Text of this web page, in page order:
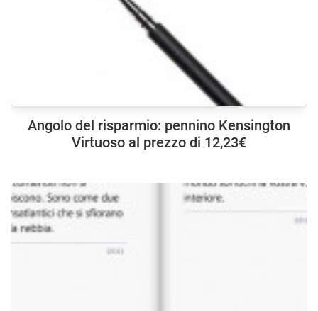
Angolo del risparmio: pennino Kensington
Virtuoso al prezzo di 12,23€